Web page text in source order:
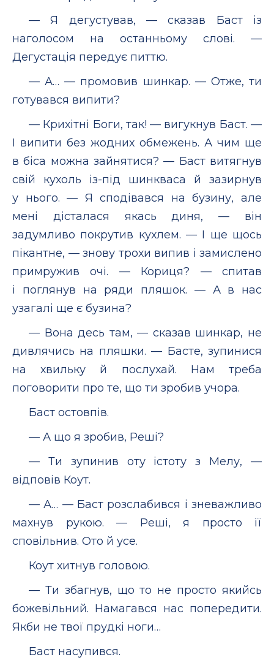
— Я дегустував, — сказав Баст із
наголосом на останньому слові. —
Дегустація передує питтю.
— А… — промовив шинкар. — Отже, ти
готувався випити?
— Крихітні Боги, так! — вигукнув Баст. —
І випити без жодних обмежень. А чим ще
в біса можна зайнятися? — Баст витягнув
свій кухоль із-під шинкваса й зазирнув
у нього. — Я сподівався на бузину, але
мені дісталася якась диня, — він
задумливо покрутив кухлем. — І ще щось
пікантне, — знову трохи випив і замислено
примружив очі. — Кориця? — спитав
і поглянув на ряди пляшок. — А в нас
узагалі ще є бузина?
— Вона десь там, — сказав шинкар, не
дивлячись на пляшки. — Басте, зупинися
на хвильку й послухай. Нам треба
поговорити про те, що ти зробив учора.
Баст остовпів.
— А що я зробив, Реші?
— Ти зупинив оту істоту з Мелу, —
відповів Коут.
— А… — Баст розслабився і зневажливо
махнув рукою. — Реші, я просто її
сповільнив. Ото й усе.
Коут хитнув головою.
— Ти збагнув, що то не просто якийсь
божевільний. Намагався нас попередити.
Якби не твої прудкі ноги…
Баст насупився.